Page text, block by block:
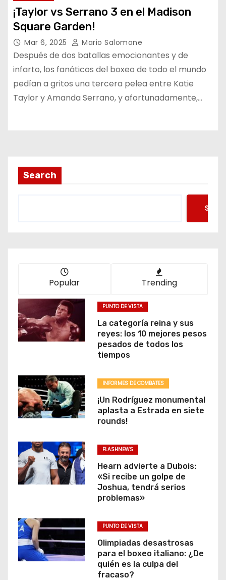
¡Taylor vs Serrano 3 en el Madison
Square Garden!
Mar 6, 2025 Mario Salomone
Después de dos batallas emocionantes y de
infarto, los fanáticos del boxeo de todo el mundo
pedían a gritos una tercera pelea entre Katie
Taylor y Amanda Serrano, y afortunadamente,…
Search
Popular Trending
PUNTO DE VISTA
La categoría reina y sus
reyes: los 10 mejores pesos
pesados de todos los
tiempos
INFORMES DE COMBATES
¡Un Rodríguez monumental
aplasta a Estrada en siete
rounds!
FLASHNEWS
Hearn advierte a Dubois:
«Si recibe un golpe de
Joshua, tendrá serios
problemas»
PUNTO DE VISTA
Olimpiadas desastrosas
para el boxeo italiano: ¿De
quién es la culpa del
fracaso?